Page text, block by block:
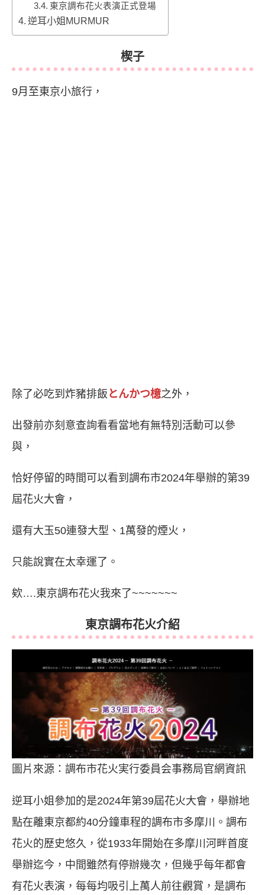
東京調布花火表演正式登場
逆耳小姐MURMUR
楔子
9月至東京小旅行，
除了必吃到炸豬排飯 とんかつ檍之外，
出發前亦刻意查詢看看當地有無特別活動可以參
與，
恰好停留的時間可以看到調布市2024年舉辦的第39
屆花火大會，
還有大玉50連發大型、1萬發的煙火，
只能說實在太幸運了。
欸….東京調布花火我來了~~~~~~~
東京調布花火介紹
圖片來源：調布市花火実行委員会事務局官網資訊
逆耳小姐參加的是2024年第39屆花火大會，舉辦地
點在離東京都約40分鐘車程的調布市多摩川。調布
花火的歷史悠久，從1933年開始在多摩川河畔首度
舉辦迄今，中間雖然有停辦幾次，但幾乎每年都會
有花火表演，每每均吸引上萬人前往觀賞，是調布